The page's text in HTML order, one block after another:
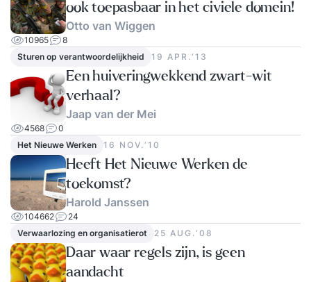
ook toepasbaar in het civiele domein!
Otto van Wiggen
10965
8
Sturen op verantwoordelijkheid
19 APR.‘13
Een huiveringwekkend zwart-wit
verhaal?
Jaap van der Mei
4568
0
Het Nieuwe Werken
16 NOV.‘10
Heeft Het Nieuwe Werken de
toekomst?
Harold Janssen
104662
24
Verwaarlozing en organisatierot
25 AUG.‘08
Daar waar regels zijn, is geen
aandacht